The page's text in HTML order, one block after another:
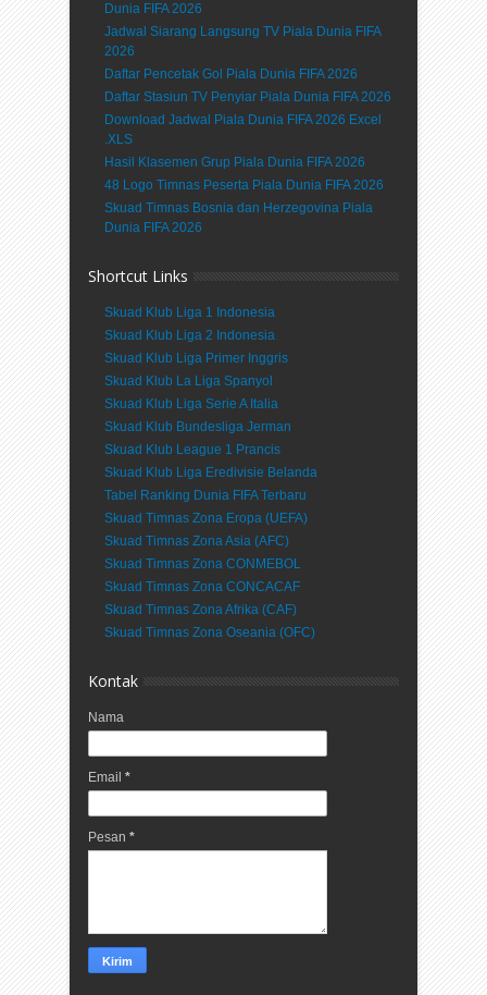
Dunia FIFA 2026
Jadwal Siarang Langsung TV Piala Dunia FIFA
2026
Daftar Pencetak Gol Piala Dunia FIFA 2026
Daftar Stasiun TV Penyiar Piala Dunia FIFA 2026
Download Jadwal Piala Dunia FIFA 2026 Excel
.XLS
Hasil Klasemen Grup Piala Dunia FIFA 2026
48 Logo Timnas Peserta Piala Dunia FIFA 2026
Skuad Timnas Bosnia dan Herzegovina Piala
Dunia FIFA 2026
Shortcut Links
Skuad Klub Liga 1 Indonesia
Skuad Klub Liga 2 Indonesia
Skuad Klub Liga Primer Inggris
Skuad Klub La Liga Spanyol
Skuad Klub Liga Serie A Italia
Skuad Klub Bundesliga Jerman
Skuad Klub League 1 Prancis
Skuad Klub Liga Eredivisie Belanda
Tabel Ranking Dunia FIFA Terbaru
Skuad Timnas Zona Eropa (UEFA)
Skuad Timnas Zona Asia (AFC)
Skuad Timnas Zona CONMEBOL
Skuad Timnas Zona CONCACAF
Skuad Timnas Zona Afrika (CAF)
Skuad Timnas Zona Oseania (OFC)
Kontak
Nama
Email *
Pesan *